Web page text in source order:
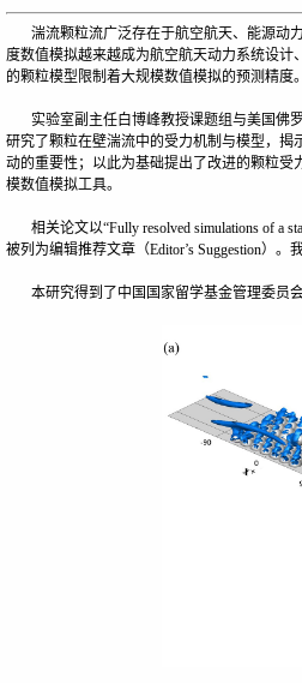
湍流颗粒流广泛存在于航空航天、能源动
度数值模拟越来越成为航空航天动力系统设
的颗粒模型限制着大规模数值模拟的预测精度。
实验室副主任白博峰教授课题组与美国佛罗
研究了颗粒在壁湍流中的受力机制与模型，
动的重要性；以此为基础提出了改进的颗粒
模数值模拟工具。
相关论文以“Fully resolved simulations of a
被列为编辑推荐文章（Editor’s Suggestion）
本研究得到了中国国家留学基金管理委员会